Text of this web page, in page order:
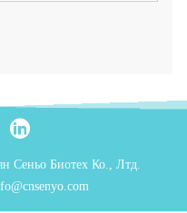
Сеньо Биотех Ко., Лтд.